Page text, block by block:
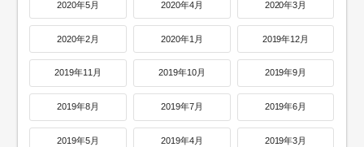
2020年5月 2020年4月 2020年3月
2020年2月 2020年1月 2019年12月
2019年11月 2019年10月 2019年9月
2019年8月 2019年7月 2019年6月
2019年5月 2019年4月 2019年3月